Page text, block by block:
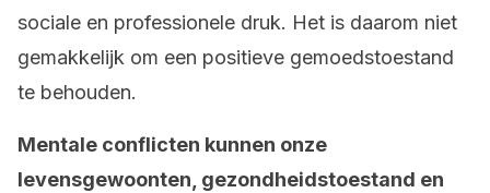
sociale en professionele druk. Het is daarom niet
gemakkelijk om een positieve gemoedstoestand
te behouden.
Mentale conflicten kunnen onze
levensgewoonten, gezondheidstoestand en